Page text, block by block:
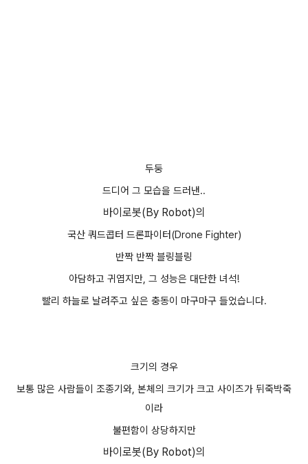
두둥
드디어 그 모습을 드러낸..
바이로봇(By Robot)의
국산 쿼드콥터 드론파이터(Drone Fighter)
반짝 반짝 블링블링
아담하고 귀엽지만, 그 성능은 대단한 녀석!
빨리 하늘로 날려주고 싶은 충동이 마구마구 들었습니다.
크기의 경우
보통 많은 사람들이 조종기와, 본체의 크기가 크고 사이즈가 뒤죽박죽
이라
불편함이 상당하지만
바이로봇(By Robot)의